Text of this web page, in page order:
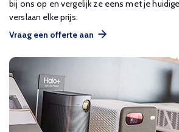
bij ons op en vergelijk ze eens met je
verslaan elke prijs.
Vraag een offerte aan